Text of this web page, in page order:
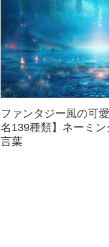
ファンタジー風の可
名139種類】ネーミ
言葉